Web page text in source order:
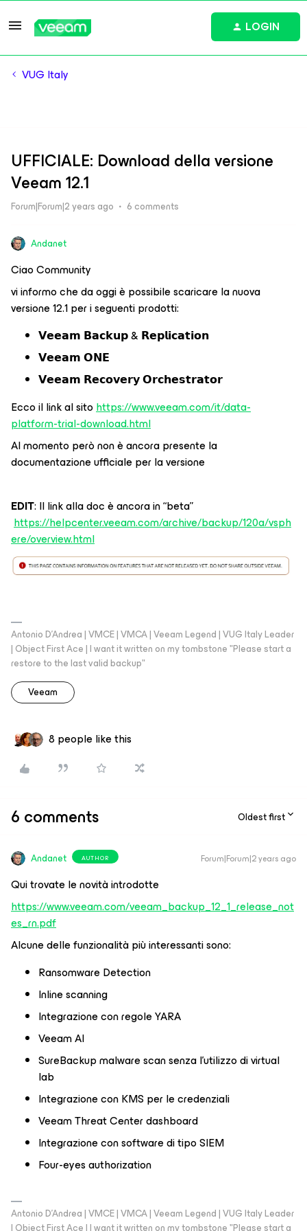
LOGIN
VUG Italy
UFFICIALE: Download della versione
Veeam 12.1
Forum|Forum|2 years ago 6 comments
Andanet
Ciao Community
vi informo che da oggi è possibile scaricare la nuova
versione 12.1 per i seguenti prodotti:
𝗩𝗲𝗲𝗮𝗺 𝗕𝗮𝗰𝗸𝘂𝗽 & 𝗥𝗲𝗽𝗹𝗶𝗰𝗮𝘁𝗶𝗼𝗻
𝗩𝗲𝗲𝗮𝗺 𝗢𝗡𝗘
𝗩𝗲𝗲𝗮𝗺 𝗥𝗲𝗰𝗼𝘃𝗲𝗿𝘆 𝗢𝗿𝗰𝗵𝗲𝘀𝘁𝗿𝗮𝘁𝗼𝗿
Ecco il link al sitohttps://www.veeam.com/it/data-
platform-trial-download.html
Al momento però non è ancora presente la
documentazione ufficiale per la versione
EDIT: Il link alla doc è ancora in “beta”
https://helpcenter.veeam.com/archive/backup/120a/vsph
ere/overview.html
Antonio D'Andrea | VMCE | VMCA | Veeam Legend | VUG Italy Leader
| Object First Ace | I want it written on my tombstone "Please start a
restore to the last valid backup"
Veeam
8 people like this
6 comments Oldest first
Andanet AUTHOR Forum|Forum|2 years ago
Qui trovate le novità introdotte
https://www.veeam.com/veeam_backup_12_1_release_not
es_rn.pdf
Alcune delle funzionalità più interessanti sono:
Ransomware Detection
Inline scanning
Integrazione con regole YARA
Veeam AI
SureBackup malware scan senza l'utilizzo di virtual
lab
Integrazione con KMS per le credenziali
Veeam Threat Center dashboard
Integrazione con software di tipo SIEM
Four-eyes authorization
Antonio D'Andrea | VMCE | VMCA | Veeam Legend | VUG Italy Leader